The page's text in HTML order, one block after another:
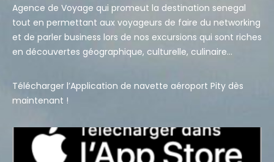
Agence de Voyage qui promeut la destination senegal
tout en permettant aux voyageurs de faire du networking
et de parler business lors de nos excursions qui sont riches
en découvertes géographique, culturelle, culinaire…
Télécharger l’Application de navette aéroport Pity dès
maintenant !